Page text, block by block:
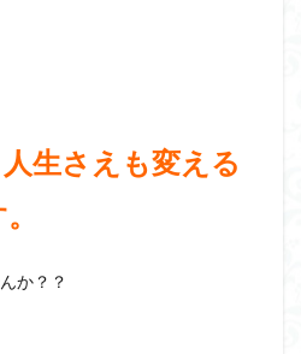
生さえも変える
か？？